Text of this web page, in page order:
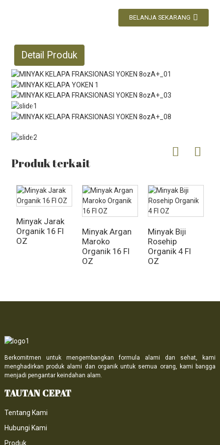
BELANJA SEKARANG
Detail Produk
Produk terkait
Minyak Jarak
Organik 16 Fl
OZ
Minyak Argan
Maroko
Organik 16 Fl
OZ
Minyak Biji
Rosehip
Organik 4 Fl
OZ
Berkomitmen untuk mengembangkan formula alami dan sehat, kami
menghadirkan produk alami dan organik untuk semua orang, kami bangga
menjadi pengantar keindahan alam.
TAUTAN CEPAT
Tentang Kami
Hubungi Kami
Produk